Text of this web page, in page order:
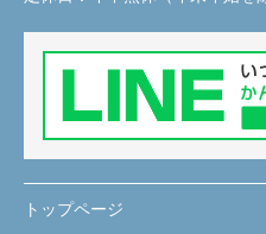
トップページ